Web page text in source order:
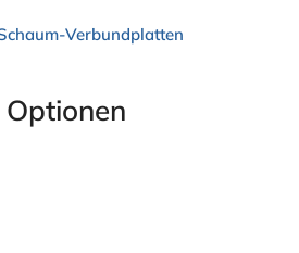
Verbundplatten